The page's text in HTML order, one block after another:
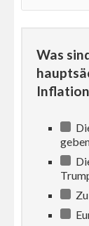
Was